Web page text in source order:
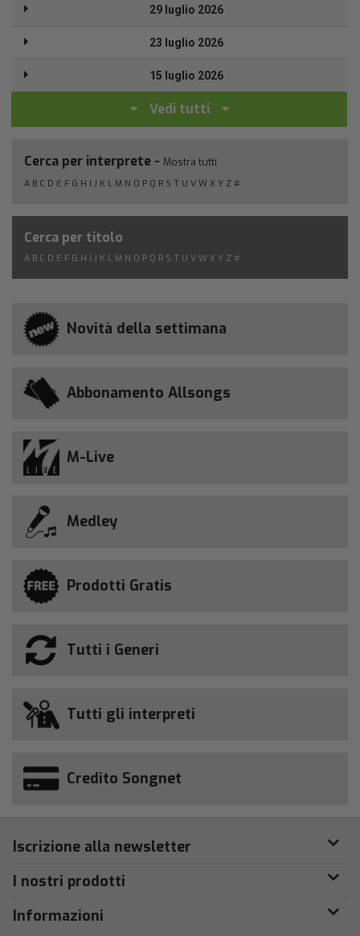
29 luglio 2026
23 luglio 2026
15 luglio 2026
Vedi tutti
Cerca per interprete - Mostra tutti
A B C D E F G H I J K L M N O P Q R S T U V W X Y Z #
Cerca per titolo
A B C D E F G H I J K L M N O P Q R S T U V W X Y Z #
Novità della settimana
Abbonamento Allsongs
M-Live
Medley
Prodotti Gratis
Tutti i Generi
Tutti gli interpreti
Credito Songnet
Iscrizione alla newsletter
I nostri prodotti
Informazioni